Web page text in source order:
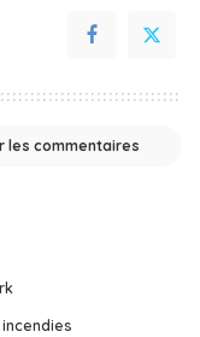
les commentaires